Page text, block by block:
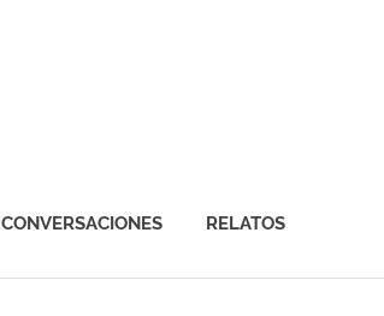
CONVERSACIONES RELATOS